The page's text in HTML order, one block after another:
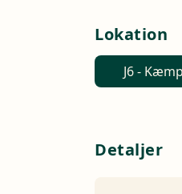
Lokation
J6 -
Detaljer